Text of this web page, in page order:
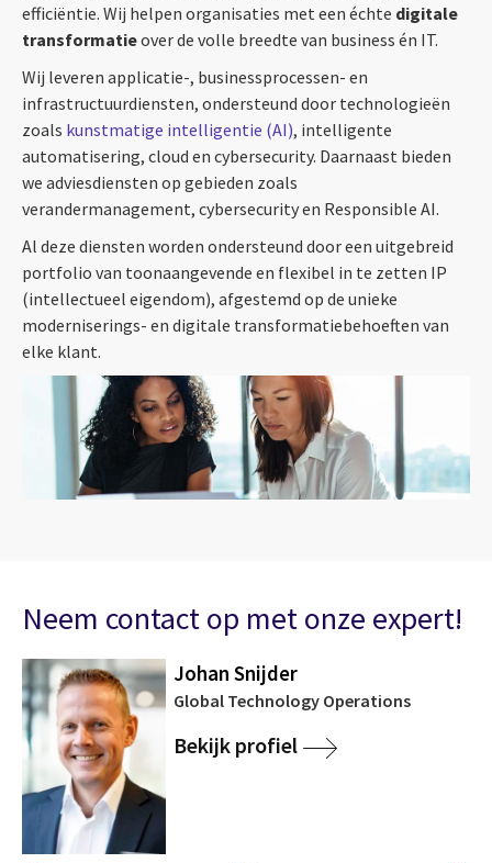
efficiëntie. Wij helpen organisaties met een échte digitale
transformatieover de volle breedte van business én IT.
Wij leveren applicatie-, businessprocessen- en
infrastructuurdiensten, ondersteund door technologieën
zoals kunstmatige intelligentie (AI), intelligente
automatisering, cloud en cybersecurity. Daarnaast bieden
we adviesdiensten op gebieden zoals
verandermanagement, cybersecurity en Responsible AI.
Al deze diensten worden ondersteund door een uitgebreid
portfolio van toonaangevende en flexibel in te zetten IP
(intellectueel eigendom), afgestemd op de unieke
moderniserings- en digitale transformatiebehoeften van
elke klant.
Neem contact op met onze expert!
Johan Snijder
Global Technology Operations
Bekijk profiel